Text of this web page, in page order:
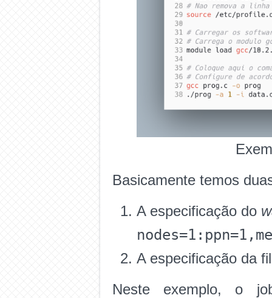
Basicamente temos
A especificação do
A especificação da
Neste exemplo, o